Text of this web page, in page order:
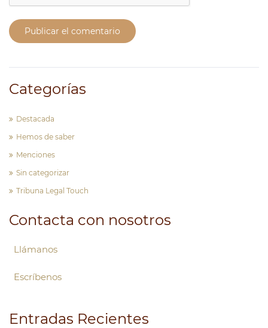
Publicar el comentario
Categorías
Destacada
Hemos de saber
Menciones
Sin categorizar
Tribuna Legal Touch
Contacta con nosotros
Llámanos
Escríbenos
Entradas Recientes